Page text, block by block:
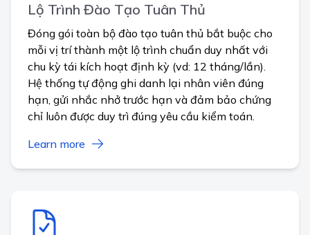
Lộ Trình Đào Tạo Tuân Thủ
Đóng gói toàn bộ đào tạo tuân thủ bắt buộc cho
mỗi vị trí thành một lộ trình chuẩn duy nhất với
chu kỳ tái kích hoạt định kỳ (vd: 12 tháng/lần).
Hệ thống tự động ghi danh lại nhân viên đúng
hạn, gửi nhắc nhở trước hạn và đảm bảo chứng
chỉ luôn được duy trì đúng yêu cầu kiểm toán.
Learn more